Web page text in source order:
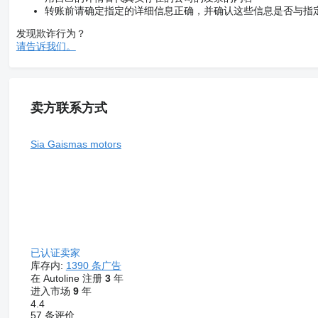
转账前请确定指定的详细信息正确，并确认这些信息是否与指
发现欺诈行为？
请告诉我们。
卖方联系方式
Sia Gaismas motors
已认证卖家
库存内: 1390 条广告
在 Autoline 注册 3年
进入市场 9年
4.4
57 条评价